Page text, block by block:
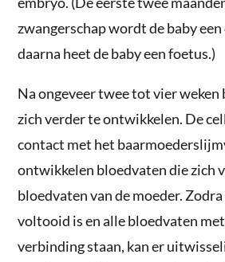
zwangerschap wordt de baby
daarna heet de baby een foetus.)
Na ongeveer twee tot vier weken
zich verder te ontwikkelen. De
contact met het
ontwikkelen bloedvaten die zich
bloedvaten van de moeder.
voltooid is en alle bloedvaten
verbinding staan, kan er